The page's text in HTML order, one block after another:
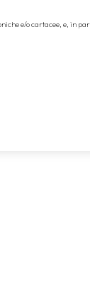
e/o cartacee, e, in